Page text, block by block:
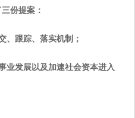
份提案：
、跟踪、落实机制；
业发展以及加速社会资本进入